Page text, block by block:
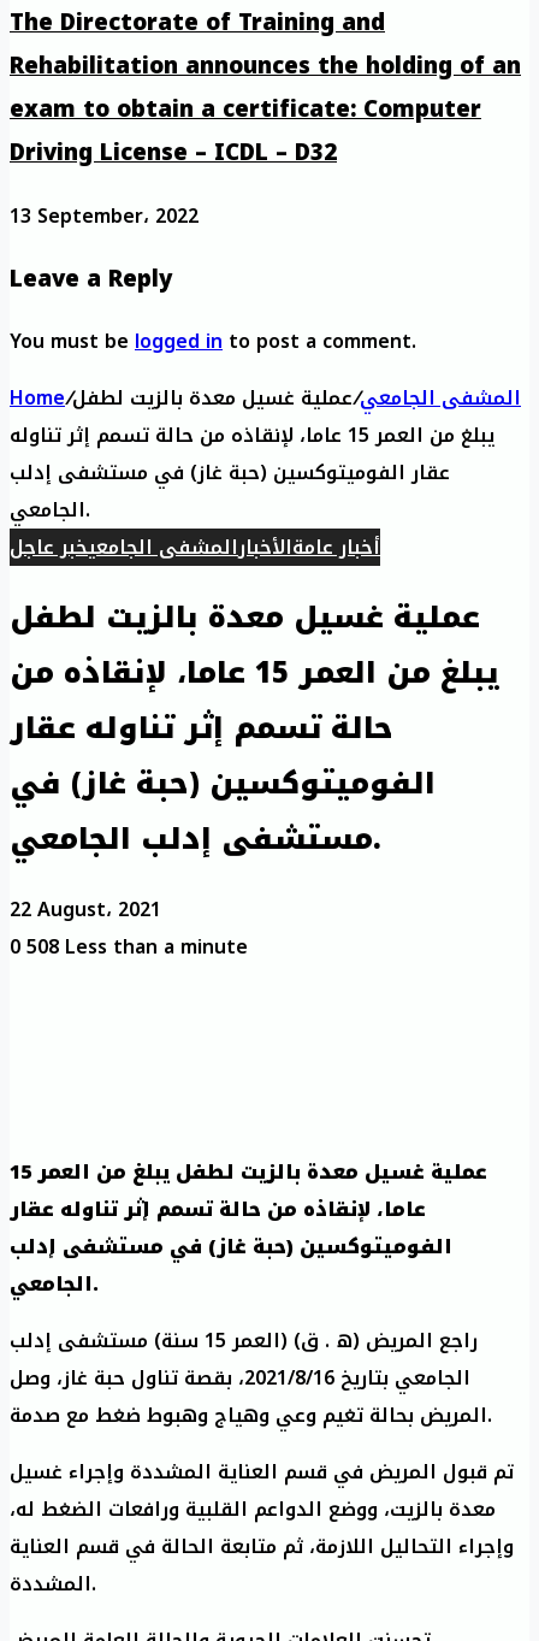
The Directorate of Training and
Rehabilitation announces the holding of an
exam to obtain a certificate: Computer
Driving License – ICDL – D32
13 September، 2022
Leave a Reply
You must belogged into post a comment.
Home/ المشفى الجامعي/عملية غسيل معدة بالزيت لطفل
يبلغ من العمر 15 عاما، لإنقاذه من حالة تسمم إثر تناوله
عقار الفوميتوكسين (حبة غاز) في مستشفى إدلب
الجامعي.
أخبار عامةالأخبارالمشفى الجامعيخبر عاجل
عملية غسيل معدة بالزيت لطفل
يبلغ من العمر 15 عاما، لإنقاذه من
حالة تسمم إثر تناوله عقار
الفوميتوكسين (حبة غاز) في
مستشفى إدلب الجامعي.
22 August، 2021
0508Less than a minute
عملية غسيل معدة بالزيت لطفل يبلغ من العمر 15
عاما، لإنقاذه من حالة تسمم إثر تناوله عقار
الفوميتوكسين (حبة غاز) في مستشفى إدلب
الجامعي.
راجع المريض (ه . ق) (العمر 15 سنة) مستشفى إدلب
الجامعي بتاريخ 2021/8/16، بقصة تناول حبة غاز، وصل
المريض بحالة تغيم وعي وهياج وهبوط ضغط مع صدمة.
تم قبول المريض في قسم العناية المشددة وإجراء غسيل
معدة بالزيت، ووضع الدواعم القلبية ورافعات الضغط له،
وإجراء التحاليل اللازمة، ثم متابعة الحالة في قسم العناية
المشددة.